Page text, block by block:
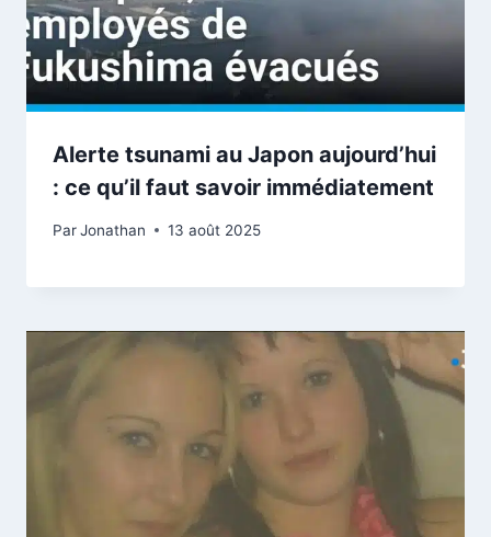
Alerte tsunami au Japon aujourd’hui
: ce qu’il faut savoir immédiatement
ParJonathan 13 août 2025